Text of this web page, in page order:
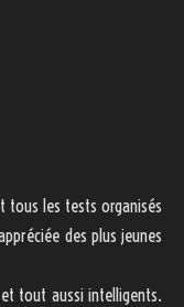
tous les tests organisés
des plus jeunes
tout aussi intelligents.